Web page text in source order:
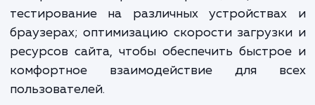
Осуществляя разработку адаптивной
мы выполняем ряд работ,